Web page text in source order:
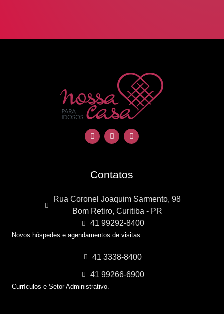
Contatos
Rua Coronel Joaquim Sarmento, 98
Bom Retiro, Curitiba - PR
41 99292-8400
Novos hóspedes e agendamentos de visitas.
41 3338-8400
41 99266-6900
Currículos e Setor Administrativo.